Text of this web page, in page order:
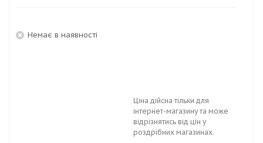
Немає в наявності
Ціна дійсна тільки для
інтернет-магазину та може
відрізнятись від цін у
роздрібних магазинах.